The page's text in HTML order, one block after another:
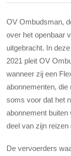
OV Ombudsman,
over het openbaar
uitgebracht. In
2021 pleit OV
wanneer zij een
abonnementen,
soms voor dat het
abonnement
deel van zijn reizen
De vervoerders